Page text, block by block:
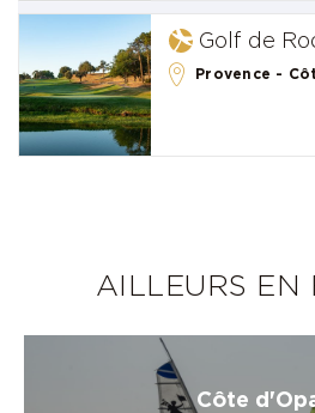
Golf de
Provence -
AILLEURS EN
Côte